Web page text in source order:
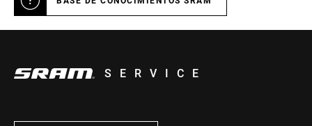
SERVICE